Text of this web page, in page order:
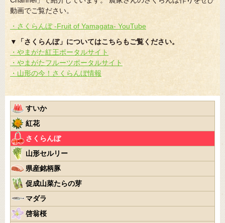
動画でご覧ださい。
・さくらんぼ -Fruit of Yamagata- YouTube
▼「さくらんぼ」についてはこちらもご覧ください。
・やまがた紅王ポータルサイト
・やまがたフルーツポータルサイト
・山形の今！さくらんぼ情報
すいか
紅花
さくらんぼ
山形セルリー
県産銘柄豚
促成山菜たらの芽
マダラ
啓翁桜